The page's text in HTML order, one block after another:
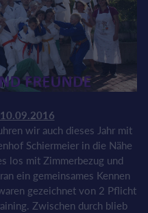
wir auch dieses Jahr mit
Schiermeier in die Nähe
los mit Zimmerbezug und
ein gemeinsames Kennen
gezeichnet von 2 Pflicht
Zwischen durch blieb